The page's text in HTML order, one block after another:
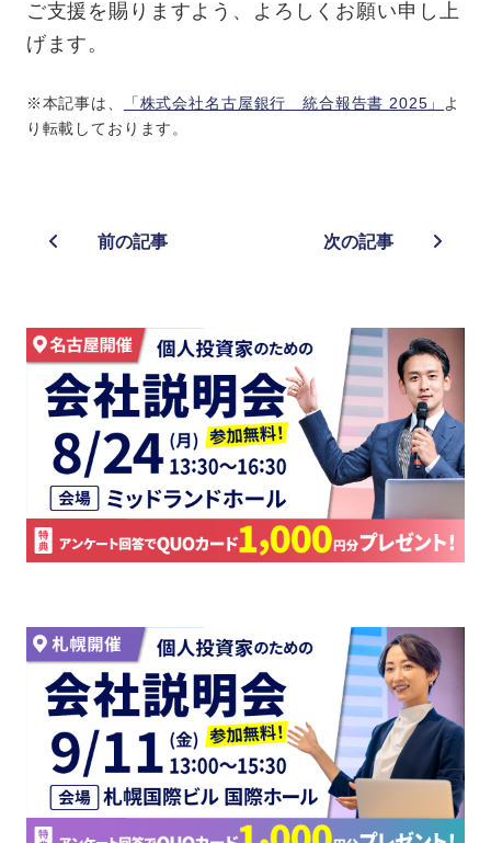
ご支援を賜りますよう、よろしくお願い申し上
げます。
※本記事は、 「株式会社名古屋銀行 統合報告書 2025」 よ
り転載しております。
前の記事 次の記事